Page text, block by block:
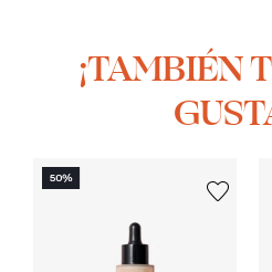
¡TAMBIÉN